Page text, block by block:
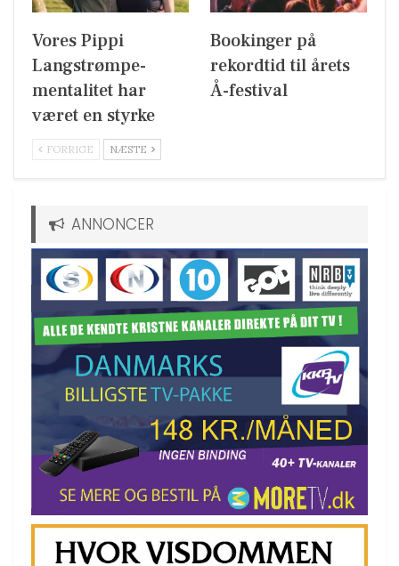
Vores Pippi
Langstrømpe-
mentalitet har
været en styrke
Bookinger på
rekordtid til årets
Å-festival
FORRIGE NÆSTE
ANNONCER